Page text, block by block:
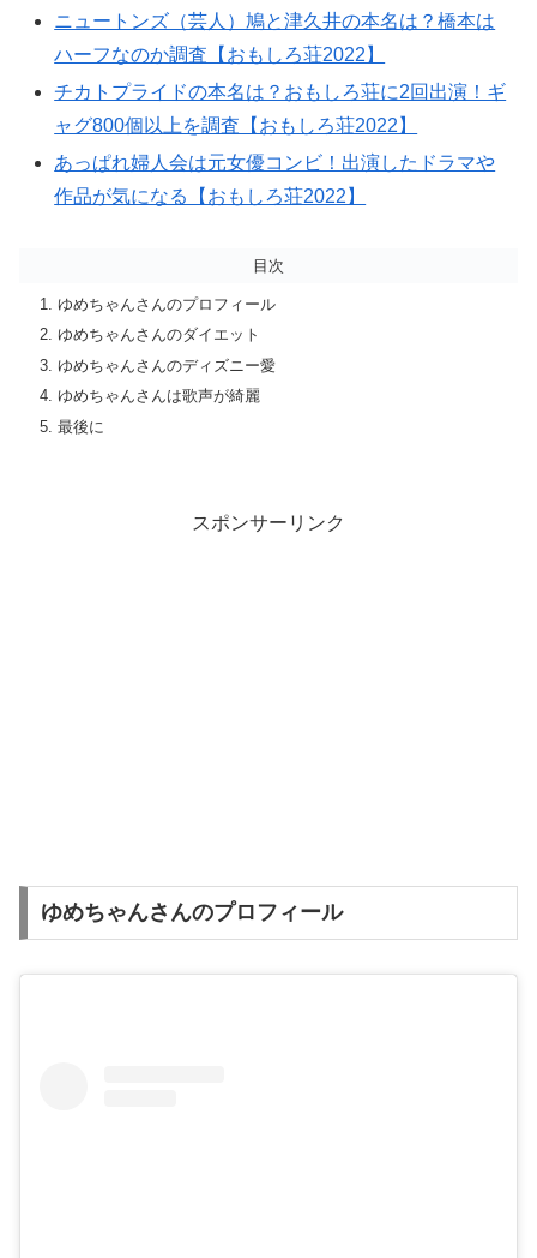
ニュートンズ（芸人）鳩と津久井の本名は？橋本は
ハーフなのか調査【おもしろ荘2022】
チカトプライドの本名は？おもしろ荘に2回出演！ギ
ャグ800個以上を調査【おもしろ荘2022】
あっぱれ婦人会は元女優コンビ！出演したドラマや
作品が気になる【おもしろ荘2022】
目次
ゆめちゃんさんのプロフィール
ゆめちゃんさんのダイエット
ゆめちゃんさんのディズニー愛
ゆめちゃんさんは歌声が綺麗
最後に
スポンサーリンク
ゆめちゃんさんのプロフィール